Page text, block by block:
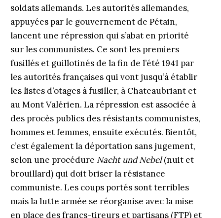
soldats allemands. Les autorités allemandes,
appuyées par le gouvernement de Pétain,
lancent une répression qui s’abat en priorité
sur les communistes. Ce sont les premiers
fusillés et guillotinés de la fin de l’été 1941 par
les autorités françaises qui vont jusqu’à établir
les listes d’otages à fusiller, à Chateaubriant et
au Mont Valérien. La répression est associée à
des procès publics des résistants communistes,
hommes et femmes, ensuite exécutés. Bientôt,
c’est également la déportation sans jugement,
selon une procédure Nacht und Nebel(nuit et
brouillard) qui doit briser la résistance
communiste. Les coups portés sont terribles
mais la lutte armée se réorganise avec la mise
en place des francs-tireurs et partisans (FTP) et